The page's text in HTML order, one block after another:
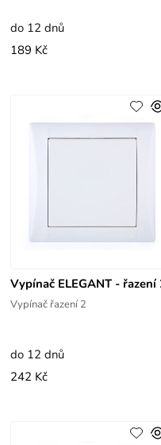
do 12 dnů
189 Kč
Vypínač ELEGANT - řazení
Vypínač řazení 2
do 12 dnů
242 Kč